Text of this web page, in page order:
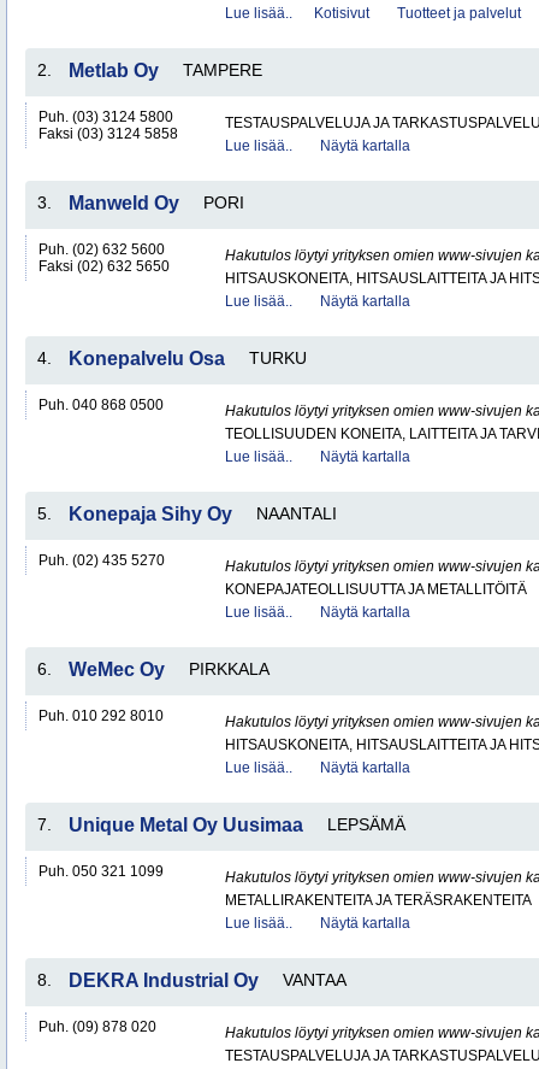
Lue lisää..
Kotisivut Tuotteet ja palvelut
2. Metlab Oy TAMPERE
Puh. (03) 3124 5800
Faksi (03) 3124 5858
TESTAUSPALVELUJA JA
Lue lisää..
Näytä kartalla
3. Manweld Oy PORI
Puh. (02) 632 5600
Faksi (02) 632 5650
Hakutulos löytyi yrityksen omien www-sivujen
HITSAUSKONEITA, HITSAUSLAITTEITA JA
Lue lisää..
Näytä kartalla
4. Konepalvelu Osa TURKU
Puh. 040 868 0500
Hakutulos löytyi yrityksen omien www-sivujen
TEOLLISUUDEN KONEITA, LAITTEITA JA
Lue lisää..
Näytä kartalla
5. Konepaja Sihy Oy NAANTALI
Puh. (02) 435 5270
Hakutulos löytyi yrityksen omien www-sivujen
KONEPAJATEOLLISUUTTA JA METALLITÖITÄ
Lue lisää..
Näytä kartalla
6. WeMec Oy PIRKKALA
Puh. 010 292 8010
Hakutulos löytyi yrityksen omien www-sivujen
HITSAUSKONEITA, HITSAUSLAITTEITA JA
Lue lisää..
Näytä kartalla
7. Unique Metal Oy Uusimaa LEPSÄMÄ
Puh. 050 321 1099
Hakutulos löytyi yrityksen omien www-sivujen
METALLIRAKENTEITA JA TERÄSRAKENTEITA
Lue lisää..
Näytä kartalla
8. DEKRA Industrial Oy VANTAA
Puh. (09) 878 020
Hakutulos löytyi yrityksen omien www-sivujen
TESTAUSPALVELUJA JA